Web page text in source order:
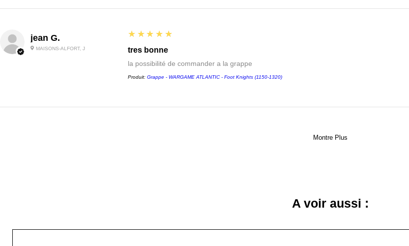
jean G.
MAISONS-ALFORT, J
5
★★★★★
tres bonne
la possibilité de commander a la grappe
Produit: Grappe - WARGAME ATLANTIC - Foot Knights (1150-1320)
Montre Plus
A voir aussi :